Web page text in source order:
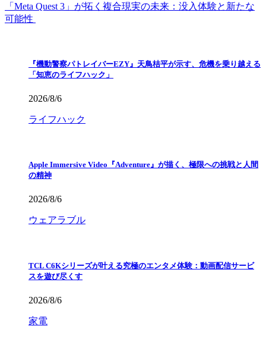
「Meta Quest 3」が拓く複合現実の未来：没入体験と新たな
可能性
『機動警察パトレイバーEZY』天鳥桔平が示す、危機を乗り越える
「知恵のライフハック」
2026/8/6
ライフハック
Apple Immersive Video『Adventure』が描く、極限への挑戦と人間
の精神
2026/8/6
ウェアラブル
TCL C6Kシリーズが叶える究極のエンタメ体験：動画配信サービ
スを遊び尽くす
2026/8/6
家電